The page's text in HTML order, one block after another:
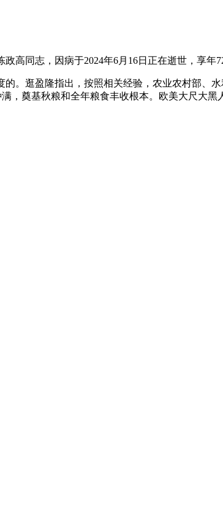
同志，因病于2024年6月16日正在逝世，享年72
逛盈隆指出，按照相关经验，农业农村部、水
，奠基秋粮和全年粮食丰收根本。欧美大尺大黑